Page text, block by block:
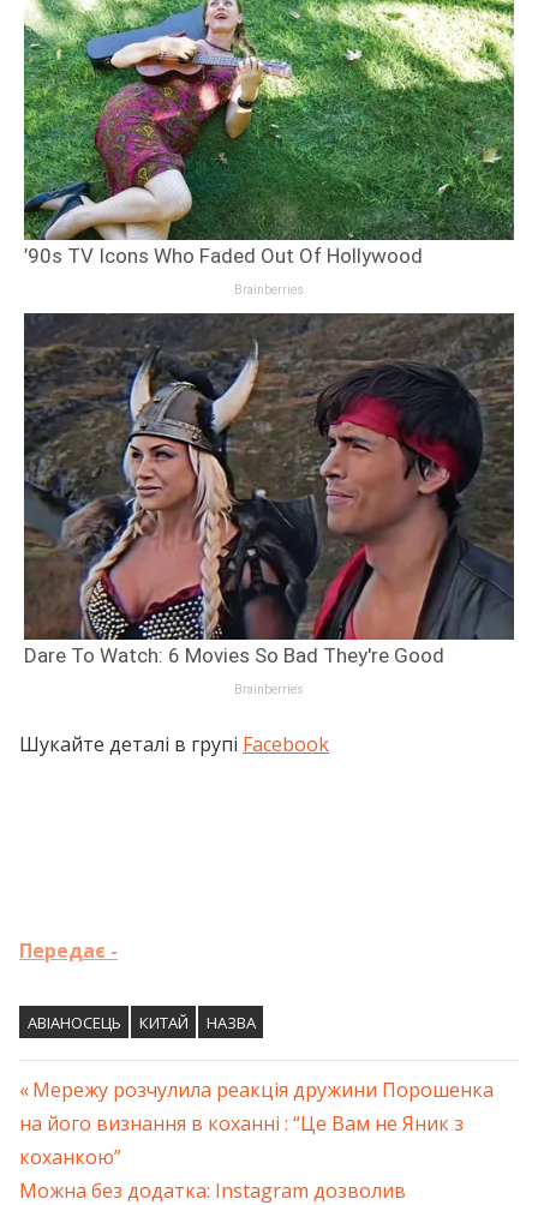
Шукайте деталі в групі Facebook
Передає -
АВІАНОСЕЦЬ КИТАЙ НАЗВА
Навігація
записів
Previous
Post:
Мережу розчулила реакція дружини Порошенка
на його визнання в коханні : “Це Вам не Яник з
коханкою”
Next
Можна без додатка: Instagram дозволив